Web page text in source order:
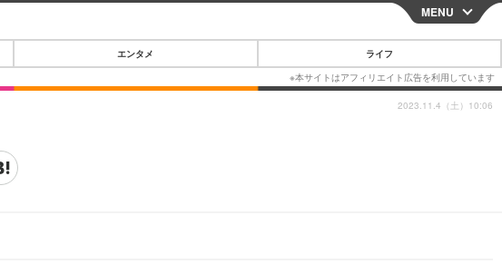
CLOSE
MENU
エンタメ ライフ
2023.11.4（土）10:06